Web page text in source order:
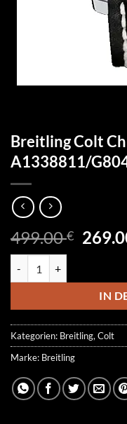
Breitling Colt
A1338811/
499.00€
IN
Kategorien: Breitling, Colt
Marke: Breitling